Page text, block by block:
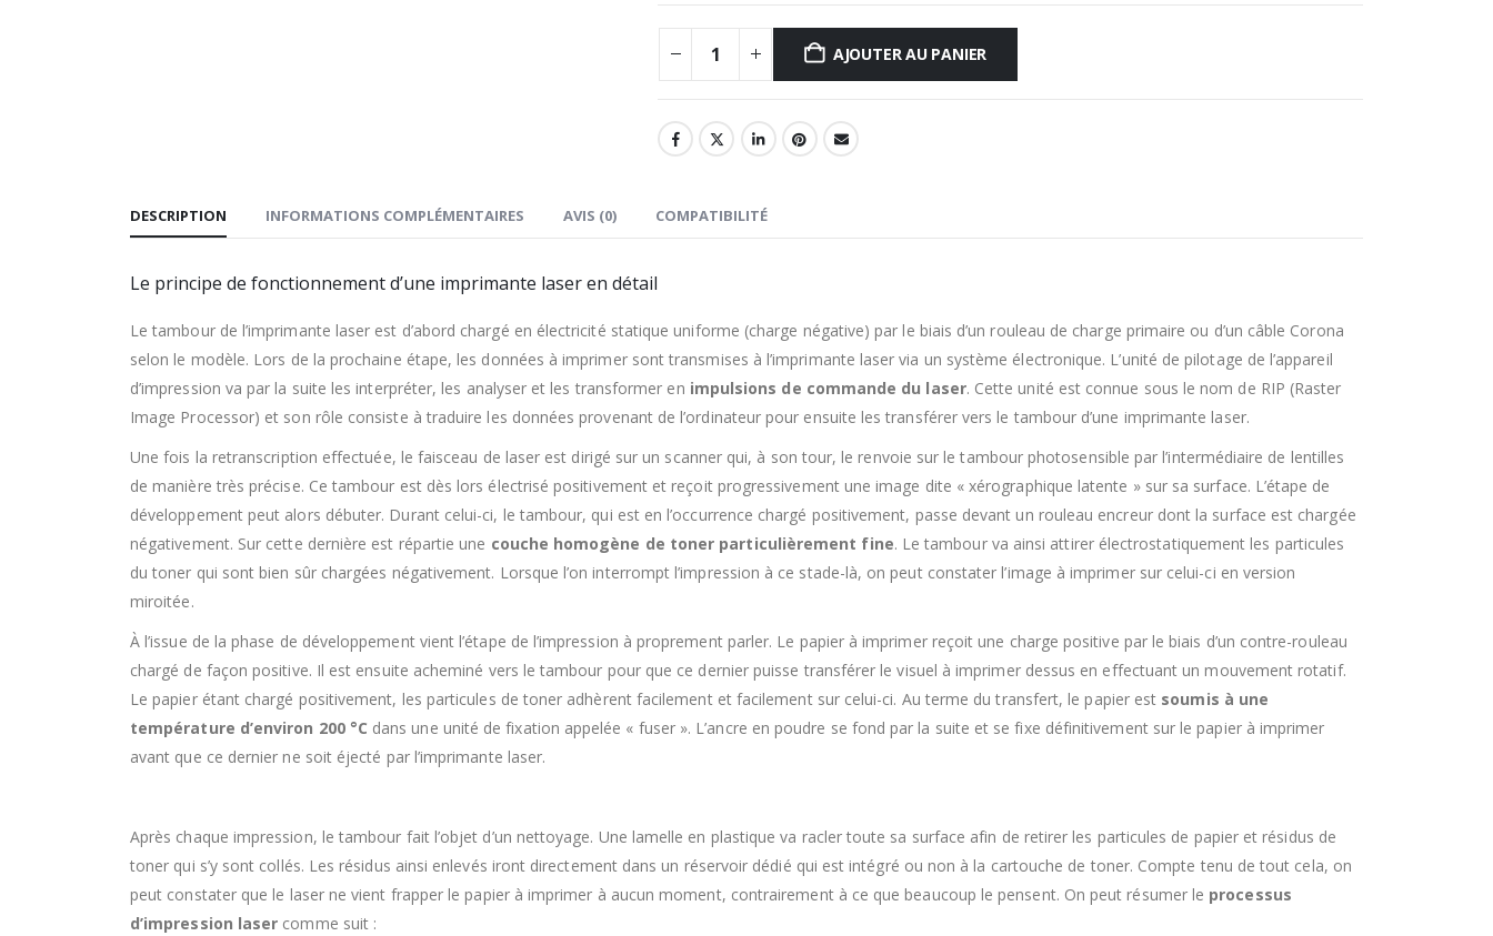
AJOUTER AU PANIER
DESCRIPTION INFORMATIONS COMPLÉMENTAIRES AVIS (0) COMPATIBILITÉ
Le principe de fonctionnement d’une imprimante laser en détail
Le tambour de l’imprimante laser est d’abord chargé en électricité statique uniforme (charge négative) par le biais d’un rouleau de charge primaire ou d’un câble Corona
selon le modèle. Lors de la prochaine étape, les données à imprimer sont transmises à l’imprimante laser via un système électronique. L’unité de pilotage de l’appareil
d’impression va par la suite les interpréter, les analyser et les transformer en impulsions de commande du laser. Cette unité est connue sous le nom de RIP (Raster
Image Processor) et son rôle consiste à traduire les données provenant de l’ordinateur pour ensuite les transférer vers le tambour d’une imprimante laser.
Une fois la retranscription effectuée, le faisceau de laser est dirigé sur un scanner qui, à son tour, le renvoie sur le tambour photosensible par l’intermédiaire de lentilles
de manière très précise. Ce tambour est dès lors électrisé positivement et reçoit progressivement une image dite « xérographique latente » sur sa surface. L’étape de
développement peut alors débuter. Durant celui-ci, le tambour, qui est en l’occurrence chargé positivement, passe devant un rouleau encreur dont la surface est chargée
négativement. Sur cette dernière est répartie une couche homogène de toner particulièrement fine. Le tambour va ainsi attirer électrostatiquement les particules
du toner qui sont bien sûr chargées négativement. Lorsque l’on interrompt l’impression à ce stade-là, on peut constater l’image à imprimer sur celui-ci en version
miroitée.
À l’issue de la phase de développement vient l’étape de l’impression à proprement parler. Le papier à imprimer reçoit une charge positive par le biais d’un contre-rouleau
chargé de façon positive. Il est ensuite acheminé vers le tambour pour que ce dernier puisse transférer le visuel à imprimer dessus en effectuant un mouvement rotatif.
Le papier étant chargé positivement, les particules de toner adhèrent facilement et facilement sur celui-ci. Au terme du transfert, le papier est soumis à une
température d’environ 200 °C dans une unité de fixation appelée « fuser ». L’ancre en poudre se fond par la suite et se fixe définitivement sur le papier à imprimer
avant que ce dernier ne soit éjecté par l’imprimante laser.
Après chaque impression, le tambour fait l’objet d’un nettoyage. Une lamelle en plastique va racler toute sa surface afin de retirer les particules de papier et résidus de
toner qui s’y sont collés. Les résidus ainsi enlevés iront directement dans un réservoir dédié qui est intégré ou non à la cartouche de toner. Compte tenu de tout cela, on
peut constater que le laser ne vient frapper le papier à imprimer à aucun moment, contrairement à ce que beaucoup le pensent. On peut résumer le processus
d’impression laser comme suit :